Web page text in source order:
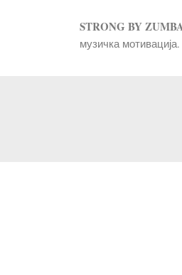
STRONG BY
музичка